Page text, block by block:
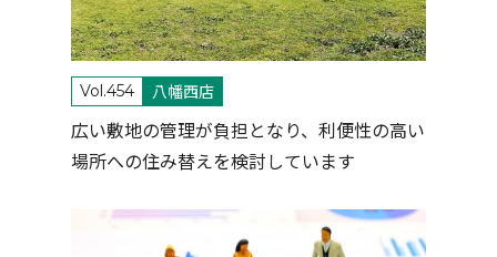
Vol.454 八幡西店
広い敷地の管理が負担となり、利便性の高い
場所への住み替えを検討しています